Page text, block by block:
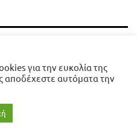
για την ευκολία της
αποδέχεστε αυτόματα την